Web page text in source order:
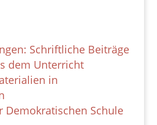
Schriftliche Beiträge
dem Unterricht
in
Demokratischen Schule